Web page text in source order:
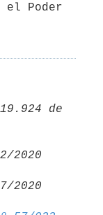
el Poder
de